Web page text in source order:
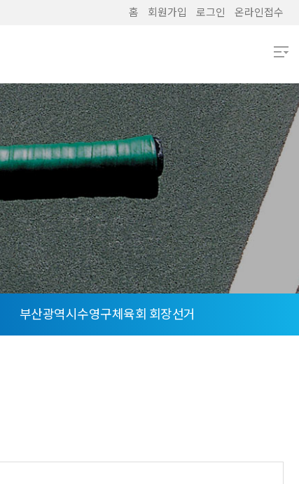
홈 회원가입 로그인 온라인접수
열기
열기
열기
열기
부산광역시수영구체육회 회장선거